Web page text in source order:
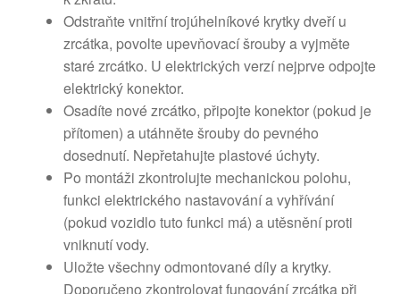
Odstraňte vnitřní trojúhelníkové krytky dveří u
zrcátka, povolte upevňovací šrouby a vyjměte
staré zrcátko. U elektrických verzí nejprve odpojte
elektrický konektor.
Osadíte nové zrcátko, připojte konektor (pokud je
přítomen) a utáhněte šrouby do pevného
dosednutí. Nepřetahujte plastové úchyty.
Po montáži zkontrolujte mechanickou polohu,
funkci elektrického nastavování a vyhřívání
(pokud vozidlo tuto funkci má) a utěsnění proti
vniknutí vody.
Uložte všechny odmontované díly a krytky.
Doporučeno zkontrolovat fungování zrcátka při